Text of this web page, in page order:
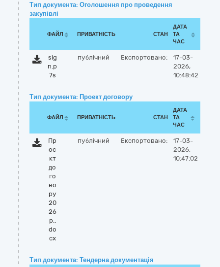
Тип документа: Оголошення про проведення
закупівлі
ФАЙЛ ПРИВАТНІСТЬ СТАН
ДАТА
ТА
ЧАС
sig
n.p
7s
публічний Експортовано:
17-03-
2026,
10:48:42
Тип документа: Проект договору
ФАЙЛ ПРИВАТНІСТЬ СТАН
ДАТА
ТА
ЧАС
Пр
оє
кт
до
го
во
ру
20
26
р..
do
cx
публічний Експортовано:
17-03-
2026,
10:47:02
Тип документа: Тендерна документація